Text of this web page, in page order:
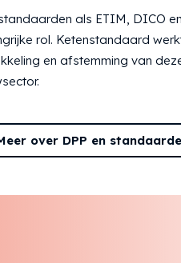
als ETIM, DICO
rol. Ketenstandaard
en afstemming van
over DPP en